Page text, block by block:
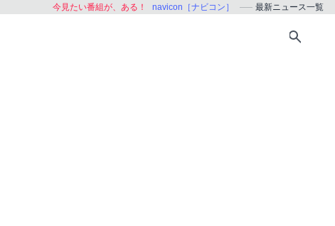
今見たい番組が、ある！ navicon［ナビコン］ 最新ニュース一覧